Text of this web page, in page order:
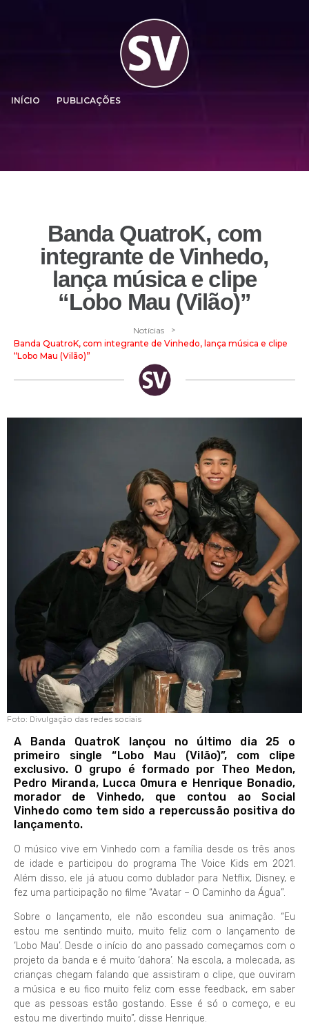
INÍCIO PUBLICAÇÕES
Banda QuatroK, com
integrante de Vinhedo,
lança música e clipe
“Lobo Mau (Vilão)”
Notícias >
Banda QuatroK, com integrante de Vinhedo, lança música e clipe
“Lobo Mau (Vilão)”
Foto: Divulgação das redes sociais
A Banda QuatroK lançou no último dia 25 o
primeiro single “Lobo Mau (Vilão)”, com clipe
exclusivo. O grupo é formado por Theo Medon,
Pedro Miranda, Lucca Omura e Henrique Bonadio,
morador de Vinhedo, que contou ao Social
Vinhedo como tem sido a repercussão positiva do
lançamento.
O músico vive em Vinhedo com a família desde os três anos
de idade e participou do programa The Voice Kids em 2021.
Além disso, ele já atuou como dublador para Netflix, Disney, e
fez uma participação no filme “Avatar – O Caminho da Água”.
Sobre o lançamento, ele não escondeu sua animação. “Eu
estou me sentindo muito, muito feliz com o lançamento de
‘Lobo Mau’. Desde o início do ano passado começamos com o
projeto da banda e é muito ‘dahora’. Na escola, a molecada, as
crianças chegam falando que assistiram o clipe, que ouviram
a música e eu fico muito feliz com esse feedback, em saber
que as pessoas estão gostando. Esse é só o começo, e eu
estou me divertindo muito”, disse Henrique.